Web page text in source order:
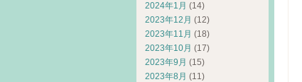
2024年1月 (14)
2023年12月 (12)
2023年11月 (18)
2023年10月 (17)
2023年9月 (15)
2023年8月 (11)